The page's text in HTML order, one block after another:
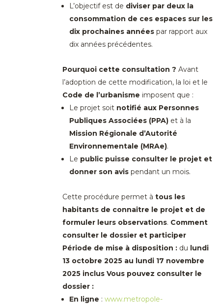
L’objectif est de diviser par deux la
consommation de ces espaces sur les
dix prochaines années par rapport aux
dix années précédentes.
Pourquoi cette consultation ? Avant
l’adoption de cette modification, la loi et le
Code de l’urbanisme imposent que :
Le projet soit notifié aux Personnes
Publiques Associées (PPA) et à la
Mission Régionale d’Autorité
Environnementale (MRAe).
Le public puisse consulter le projet et
donner son avis pendant un mois.
Cette procédure permet àtous les
habitants de connaître le projet et de
formuler leurs observations. Comment
consulter le dossier et participer
Période de mise à disposition : du lundi
13 octobre 2025 au lundi 17 novembre
2025 inclus Vous pouvez consulter le
dossier :
En ligne :www.metropole-